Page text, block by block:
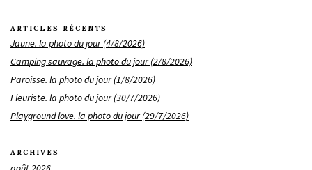
ARTICLES RÉCENTS
Jaune. la photo du jour (4/8/2026)
Camping sauvage. la photo du jour (2/8/2026)
Paroisse. la photo du jour (1/8/2026)
Fleuriste. la photo du jour (30/7/2026)
Playground love. la photo du jour (29/7/2026)
ARCHIVES